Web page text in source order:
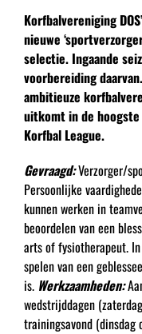
Korfbalvereniging
nieuwe
selectie. Ingaande
voorbereiding
ambitieuze
uitkomt in de
Korfbal League.
Gevraagd:Verzorger/
Persoonlijke
kunnen werken in
beoordelen van een
arts of fysiotherapeut.
spelen van een
is. Werkzaamheden:
wedstrijddagen
trainingsavond (dinsdag